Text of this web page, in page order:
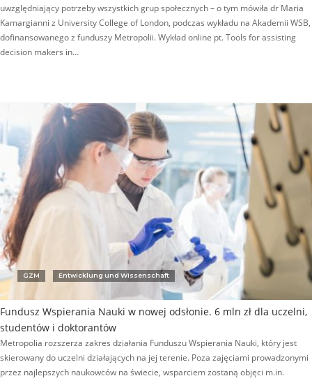
uwzględniający potrzeby wszystkich grup społecznych – o tym mówiła dr Maria
Kamargianni z University College of London, podczas wykładu na Akademii WSB,
dofinansowanego z funduszy Metropolii. Wykład online pt. Tools for assisting
decision makers in…
GZM Entwicklung und Wissenschaft
Fundusz Wspierania Nauki w nowej odsłonie. 6 mln zł dla uczelni,
studentów i doktorantów
Metropolia rozszerza zakres działania Funduszu Wspierania Nauki, który jest
skierowany do uczelni działających na jej terenie. Poza zajęciami prowadzonymi
przez najlepszych naukowców na świecie, wsparciem zostaną objęci m.in.